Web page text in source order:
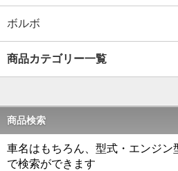
ボルボ
商品カテゴリー一覧
商品検索
車名はもちろん、型式・エンジン
で検索ができます